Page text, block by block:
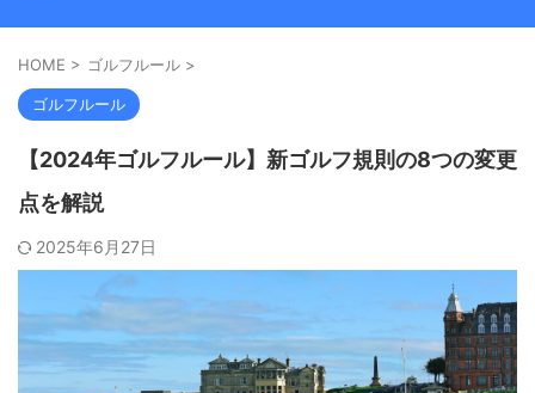
HOME > ゴルフルール >
ゴルフルール
【2024年ゴルフルール】新ゴルフ規則の8つの変更
点を解説
2025年6月27日